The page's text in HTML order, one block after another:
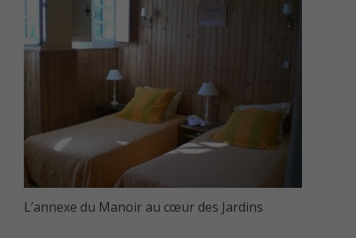
L’annexe du Manoir au cœur des Jardins